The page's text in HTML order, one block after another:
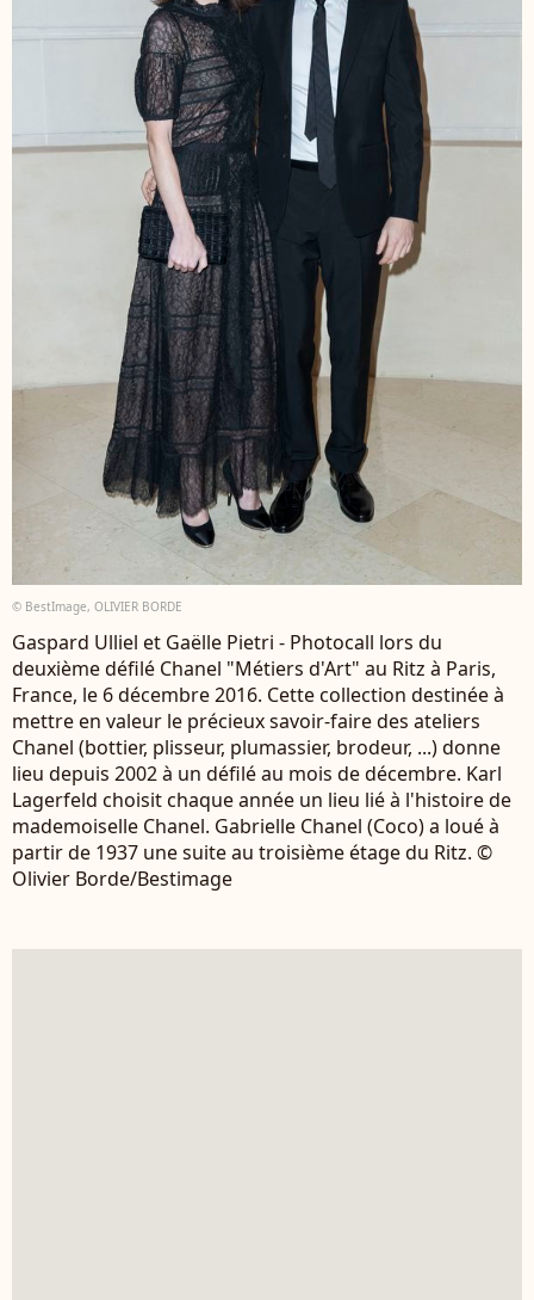
© BestImage, OLIVIER BORDE
Gaspard Ulliel et Gaëlle Pietri - Photocall lors du
deuxième défilé Chanel "Métiers d'Art" au Ritz à Paris,
France, le 6 décembre 2016. Cette collection destinée à
mettre en valeur le précieux savoir-faire des ateliers
Chanel (bottier, plisseur, plumassier, brodeur, ...) donne
lieu depuis 2002 à un défilé au mois de décembre. Karl
Lagerfeld choisit chaque année un lieu lié à l'histoire de
mademoiselle Chanel. Gabrielle Chanel (Coco) a loué à
partir de 1937 une suite au troisième étage du Ritz. ©
Olivier Borde/Bestimage